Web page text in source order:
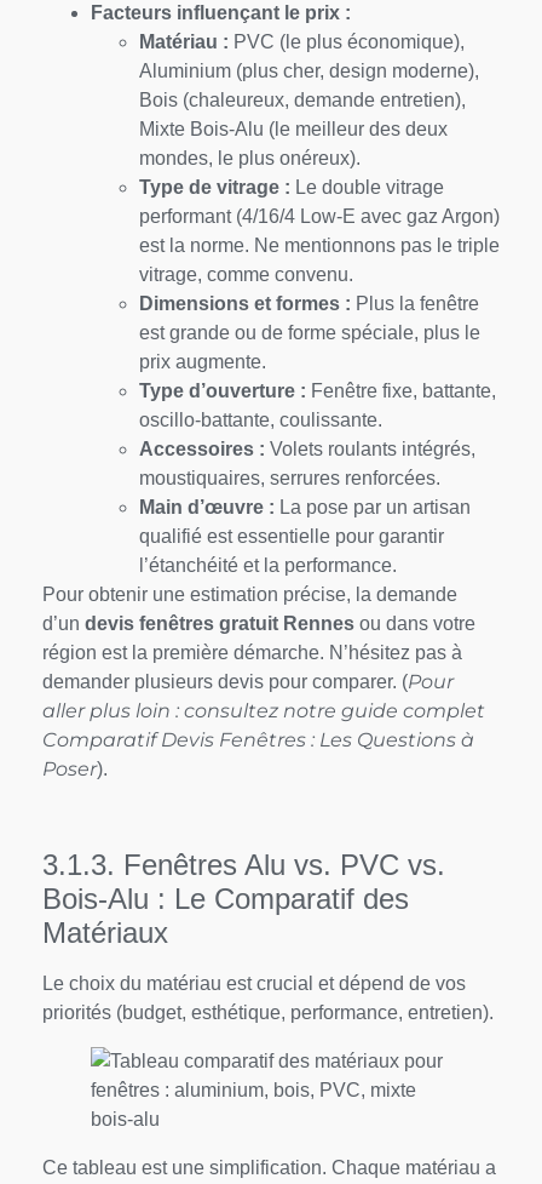
Facteurs influençant le prix :
Matériau : PVC (le plus économique),
Aluminium (plus cher, design moderne),
Bois (chaleureux, demande entretien),
Mixte Bois-Alu (le meilleur des deux
mondes, le plus onéreux).
Type de vitrage : Le double vitrage
performant (4/16/4 Low-E avec gaz Argon)
est la norme. Ne mentionnons pas le triple
vitrage, comme convenu.
Dimensions et formes : Plus la fenêtre
est grande ou de forme spéciale, plus le
prix augmente.
Type d’ouverture : Fenêtre fixe, battante,
oscillo-battante, coulissante.
Accessoires : Volets roulants intégrés,
moustiquaires, serrures renforcées.
Main d’œuvre : La pose par un artisan
qualifié est essentielle pour garantir
l’étanchéité et la performance.
Pour obtenir une estimation précise, la demande
d’un devis fenêtres gratuit Rennes ou dans votre
région est la première démarche. N’hésitez pas à
demander plusieurs devis pour comparer. (Pour
aller plus loin : consultez notre guide complet
Comparatif Devis Fenêtres : Les Questions à
Poser).
3.1.3. Fenêtres Alu vs. PVC vs.
Bois-Alu : Le Comparatif des
Matériaux
Le choix du matériau est crucial et dépend de vos
priorités (budget, esthétique, performance, entretien).
Ce tableau est une simplification. Chaque matériau a